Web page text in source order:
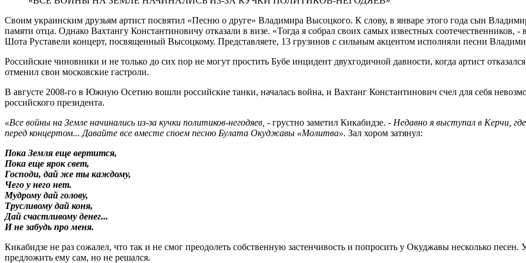
Своим украинским друзьям артист посвятил «Песню о друге» Владимира Высоцкого. К слову, в январе этого года сын
памяти отца. Однако Вахтангу Константиновичу отказали в визе. «Тогда я собрал своих самых известных
Шота Руставели концерт, посвященный Высоцкому. Представляете, 13 грузинов с сильным акцентом исполняли песни
Российские чиновники и не только до сих пор не могут простить Бубе инцидент двухгодичной давности, когда артист
отменил свои московские гастроли.
В августе 2008-го в Южную Осетию вошли российские танки, началась война, и Вахтанг Константинович счел для себя
российского президента.
«Все войны на Земле начинались из-за кучки политиков-негодяев, - грустно заметил Кикабидзе. - Недавно я выступал в Керчи,
перед концертом... Давайте все вместе споем песню Булата Окуджавы «Молитва». Зал хором затянул:
Пока Земля еще вертится,
Пока еще ярок свет,
Господи, дай же ты каждому,
Чего у него нет.
Мудрому дай голову,
Трусливому дай коня,
Дай счастливому денег...
И не забудь про меня.
Кикабидзе не раз сожалел, что так и не смог преодолеть собственную застенчивость и попросить у Окуджавы несколько
предложить ему сам, но не решался.